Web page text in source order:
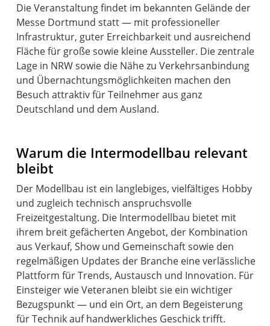
Die Veranstaltung findet im bekannten Gelände der
Messe Dortmund statt — mit professioneller
Infrastruktur, guter Erreichbarkeit und ausreichend
Fläche für große sowie kleine Aussteller. Die zentrale
Lage in NRW sowie die Nähe zu Verkehrsanbindung
und Übernachtungsmöglichkeiten machen den
Besuch attraktiv für Teilnehmer aus ganz
Deutschland und dem Ausland.
Warum die Intermodellbau relevant
bleibt
Der Modellbau ist ein langlebiges, vielfältiges Hobby
und zugleich technisch anspruchsvolle
Freizeitgestaltung. Die Intermodellbau bietet mit
ihrem breit gefächerten Angebot, der Kombination
aus Verkauf, Show und Gemeinschaft sowie den
regelmäßigen Updates der Branche eine verlässliche
Plattform für Trends, Austausch und Innovation. Für
Einsteiger wie Veteranen bleibt sie ein wichtiger
Bezugspunkt — und ein Ort, an dem Begeisterung
für Technik auf handwerkliches Geschick trifft.